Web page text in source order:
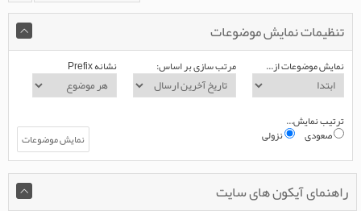
تنظیمات نمایش موضوعات
نمایش موضوعات از... مرتب سازی بر اساس: نشانه Prefix
ترتیب نمایش...
صعودی نزولی
راهنمای آیکون های سایت